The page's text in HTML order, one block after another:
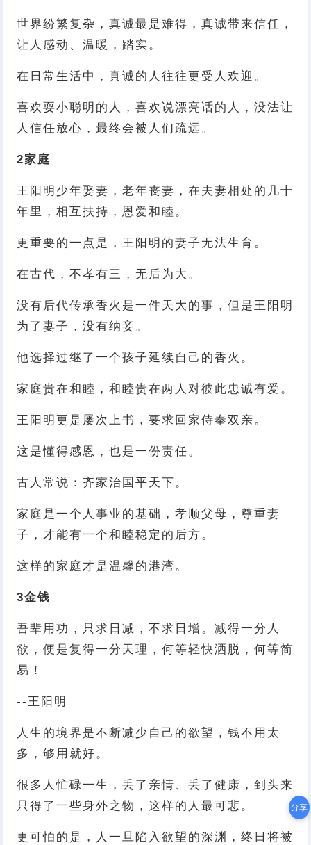
世界纷繁复杂，真诚最是难得，真诚带来信任，
让人感动、温暖，踏实。
在日常生活中，真诚的人往往更受人欢迎。
喜欢耍小聪明的人，喜欢说漂亮话的人，没法让
人信任放心，最终会被人们疏远。
2家庭
王阳明少年娶妻，老年丧妻，在夫妻相处的几十
年里，相互扶持，恩爱和睦。
更重要的一点是，王阳明的妻子无法生育。
在古代，不孝有三，无后为大。
没有后代传承香火是一件天大的事，但是王阳明
为了妻子，没有纳妾。
他选择过继了一个孩子延续自己的香火。
家庭贵在和睦，和睦贵在两人对彼此忠诚有爱。
王阳明更是屡次上书，要求回家侍奉双亲。
这是懂得感恩，也是一份责任。
古人常说：齐家治国平天下。
家庭是一个人事业的基础，孝顺父母，尊重妻
子，才能有一个和睦稳定的后方。
这样的家庭才是温馨的港湾。
3金钱
吾辈用功，只求日减，不求日增。减得一分人
欲，便是复得一分天理，何等轻快洒脱，何等简
易！
--王阳明
人生的境界是不断减少自己的欲望，钱不用太
多，够用就好。
很多人忙碌一生，丢了亲情、丢了健康，到头来
只得了一些身外之物，这样的人最可悲。
更可怕的是，人一旦陷入欲望的深渊，终日将被
分享